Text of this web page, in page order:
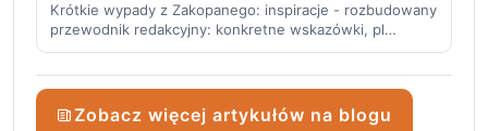
Krótkie wypady z Zakopanego: inspiracje - rozbudowany
przewodnik redakcyjny: konkretne wskazówki, pl…
Zobacz więcej artykułów na blogu